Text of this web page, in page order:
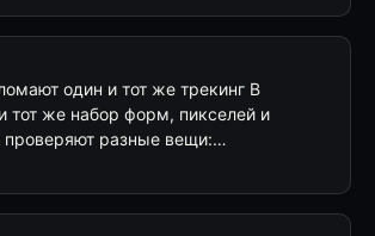
один и тот же трекинг В
тот же набор форм, пикселей и
проверяют разные вещи:…